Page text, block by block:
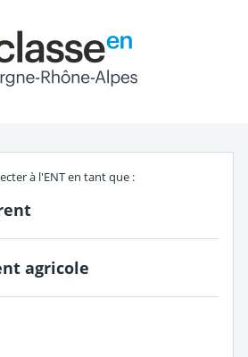
en tant que
à l'ENT en tant que :
agricole